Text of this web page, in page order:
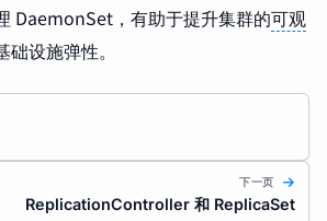
DaemonSet，有助于提升集群的可观
设施弹性。
下一页
ReplicationController 和 ReplicaSet